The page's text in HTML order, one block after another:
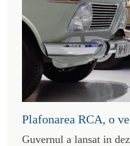
Plafonarea RCA, o
Guvernul a lansat in